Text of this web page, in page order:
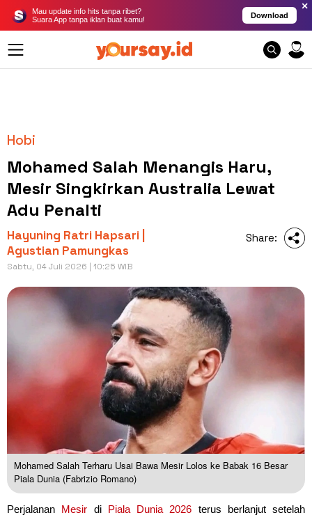
Mau update info hits tanpa ribet?
Suara App tanpa iklan buat kamu!
Download
×
Hobi
Mohamed Salah Menangis Haru,
Mesir Singkirkan Australia Lewat
Adu Penalti
Hayuning Ratri Hapsari |
Agustian Pamungkas
Sabtu, 04 Juli 2026 | 10:25 WIB
Share:
Mohamed Salah Terharu Usai Bawa Mesir Lolos ke Babak 16 Besar
Piala Dunia (Fabrizio Romano)
Perjalanan Mesir di Piala Dunia 2026 terus berlanjut setelah